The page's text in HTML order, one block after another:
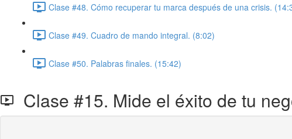
Clase #48. Cómo recuperar tu marca después de una crisis.
Clase #49. Cuadro de mando integral. (8:02)
Clase #50. Palabras finales. (15:42)
Clase #15. Mide el éxito de tu